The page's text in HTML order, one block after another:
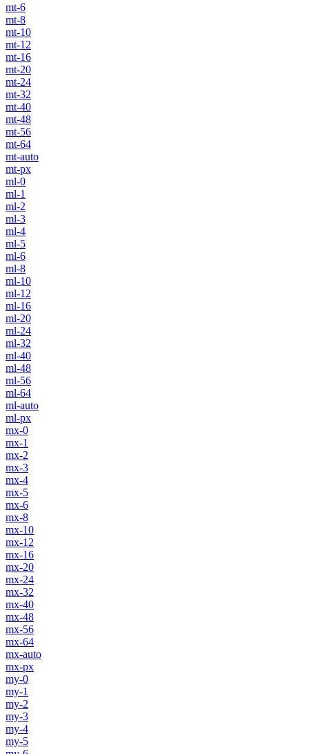
mt-6
mt-8
mt-10
mt-12
mt-16
mt-20
mt-24
mt-32
mt-40
mt-48
mt-56
mt-64
mt-auto
mt-px
ml-0
ml-1
ml-2
ml-3
ml-4
ml-5
ml-6
ml-8
ml-10
ml-12
ml-16
ml-20
ml-24
ml-32
ml-40
ml-48
ml-56
ml-64
ml-auto
ml-px
mx-0
mx-1
mx-2
mx-3
mx-4
mx-5
mx-6
mx-8
mx-10
mx-12
mx-16
mx-20
mx-24
mx-32
mx-40
mx-48
mx-56
mx-64
mx-auto
mx-px
my-0
my-1
my-2
my-3
my-4
my-5